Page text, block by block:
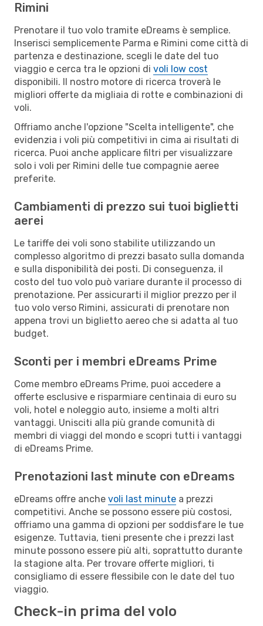
Rimini
Prenotare il tuo volo tramite eDreams è semplice.
Inserisci semplicemente Parma e Rimini come città di
partenza e destinazione, scegli le date del tuo
viaggio e cerca tra le opzioni di voli low cost
disponibili. Il nostro motore di ricerca troverà le
migliori offerte da migliaia di rotte e combinazioni di
voli.
Offriamo anche l'opzione "Scelta intelligente", che
evidenzia i voli più competitivi in cima ai risultati di
ricerca. Puoi anche applicare filtri per visualizzare
solo i voli per Rimini delle tue compagnie aeree
preferite.
Cambiamenti di prezzo sui tuoi biglietti
aerei
Le tariffe dei voli sono stabilite utilizzando un
complesso algoritmo di prezzi basato sulla domanda
e sulla disponibilità dei posti. Di conseguenza, il
costo del tuo volo può variare durante il processo di
prenotazione. Per assicurarti il miglior prezzo per il
tuo volo verso Rimini, assicurati di prenotare non
appena trovi un biglietto aereo che si adatta al tuo
budget.
Sconti per i membri eDreams Prime
Come membro eDreams Prime, puoi accedere a
offerte esclusive e risparmiare centinaia di euro su
voli, hotel e noleggio auto, insieme a molti altri
vantaggi. Unisciti alla più grande comunità di
membri di viaggi del mondo e scopri tutti i vantaggi
di eDreams Prime.
Prenotazioni last minute con eDreams
eDreams offre anche voli last minute a prezzi
competitivi. Anche se possono essere più costosi,
offriamo una gamma di opzioni per soddisfare le tue
esigenze. Tuttavia, tieni presente che i prezzi last
minute possono essere più alti, soprattutto durante
la stagione alta. Per trovare offerte migliori, ti
consigliamo di essere flessibile con le date del tuo
viaggio.
Check-in prima del volo